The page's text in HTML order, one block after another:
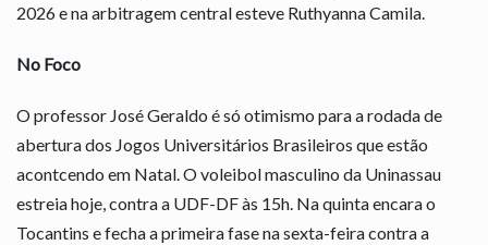
2026 e na arbitragem central esteve Ruthyanna Camila.
No Foco
O professor José Geraldo é só otimismo para a rodada de
abertura dos Jogos Universitários Brasileiros que estão
acontcendo em Natal. O voleibol masculino da Uninassau
estreia hoje, contra a UDF-DF às 15h. Na quinta encara o
Tocantins e fecha a primeira fase na sexta-feira contra a